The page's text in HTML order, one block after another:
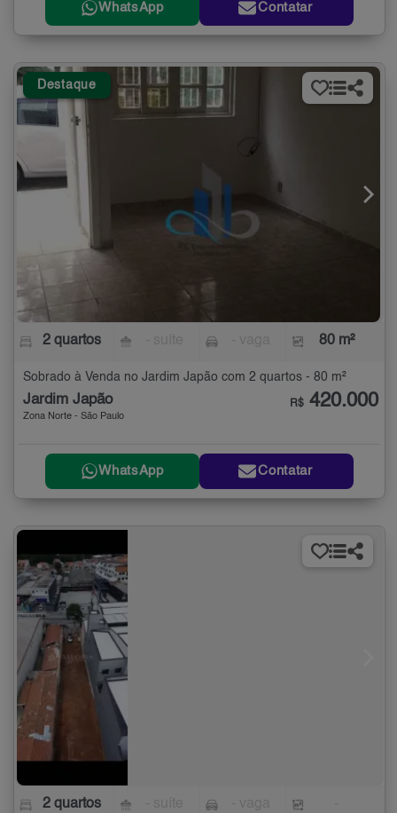
WhatsApp Contatar
Destaque
2 quartos 80 m²
Sobrado à Venda no Jardim Japão com 2 quartos - 80 m²
Jardim Japão
Zona Norte - São Paulo
R$ 420.000
WhatsApp Contatar
2 quartos